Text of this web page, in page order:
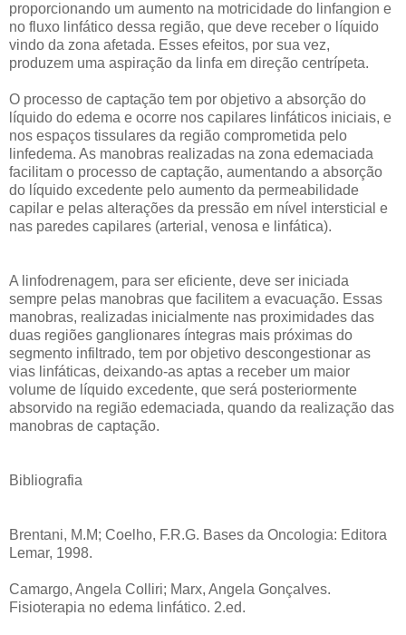
proporcionando um aumento na motricidade do linfangion e
no fluxo linfático dessa região, que deve receber o líquido
vindo da zona afetada. Esses efeitos, por sua vez,
produzem uma aspiração da linfa em direção centrípeta.
O processo de captação tem por objetivo a absorção do
líquido do edema e ocorre nos capilares linfáticos iniciais, e
nos espaços tissulares da região comprometida pelo
linfedema. As manobras realizadas na zona edemaciada
facilitam o processo de captação, aumentando a absorção
do líquido excedente pelo aumento da permeabilidade
capilar e pelas alterações da pressão em nível intersticial e
nas paredes capilares (arterial, venosa e linfática).
A linfodrenagem, para ser eficiente, deve ser iniciada
sempre pelas manobras que facilitem a evacuação. Essas
manobras, realizadas inicialmente nas proximidades das
duas regiões ganglionares íntegras mais próximas do
segmento infiltrado, tem por objetivo descongestionar as
vias linfáticas, deixando-as aptas a receber um maior
volume de líquido excedente, que será posteriormente
absorvido na região edemaciada, quando da realização das
manobras de captação.
Bibliografia
Brentani, M.M; Coelho, F.R.G. Bases da Oncologia: Editora
Lemar, 1998.
Camargo, Angela Colliri; Marx, Angela Gonçalves.
Fisioterapia no edema linfático. 2.ed.